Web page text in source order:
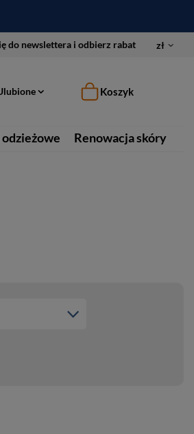
do newslettera i odbierz rabat zł
Koszyk
Renowacja skóry